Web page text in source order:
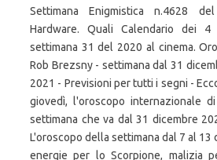
Settimana Enigmistica n.4628
Hardware. Quali Calendario dei
settimana 31 del 2020 al cinema.
Rob Brezsny - settimana dal 31
2021 - Previsioni per tutti i segni -
giovedì, l'oroscopo internazionale
settimana che va dal 31 dicembre
L'oroscopo della settimana dal 7 al 13
energie per lo Scorpione, malizia